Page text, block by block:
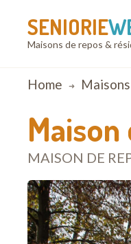
SENIORIE
Maisons de repos &
Breadcrumb
Home
MAISON DE